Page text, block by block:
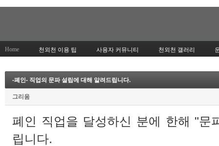
Home 천외천 이용 팁 사용자 커뮤니티 천외천 갤러리
-폐인- 직업의 문파 설립에 대해 알려드립니다.
그리움
폐인 직업을 달성하신 분에 한해 "문
립니다.